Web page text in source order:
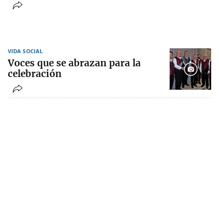
VIDA SOCIAL
Voces que se abrazan para la
celebración